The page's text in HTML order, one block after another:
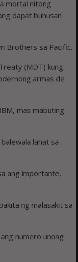
mortal nitong
dapat buhusan
Brothers sa Pacific.
(MDT) kung
armas de
mas mabuting
lahat sa
ang importante,
ng malasakit sa
numero unong